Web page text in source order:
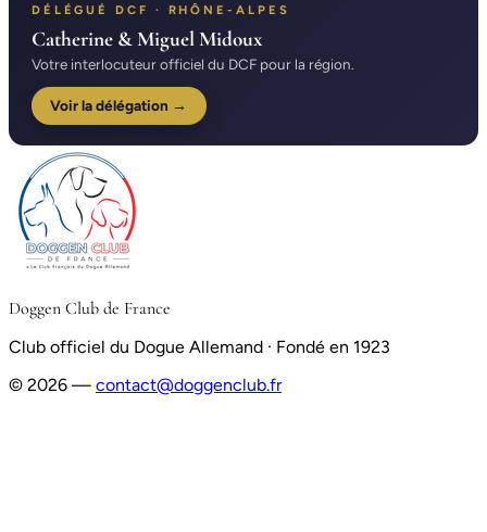
DÉLÉGUÉ DCF · RHÔNE-ALPES
Catherine & Miguel Midoux
Votre interlocuteur officiel du DCF pour la région.
Voir la délégation →
Doggen Club de France
Club officiel du Dogue Allemand · Fondé en 1923
© 2026 — contact@doggenclub.fr